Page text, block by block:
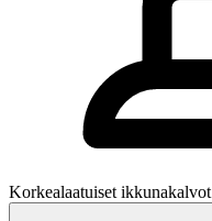
Korkealaatuiset ikkunakalvot